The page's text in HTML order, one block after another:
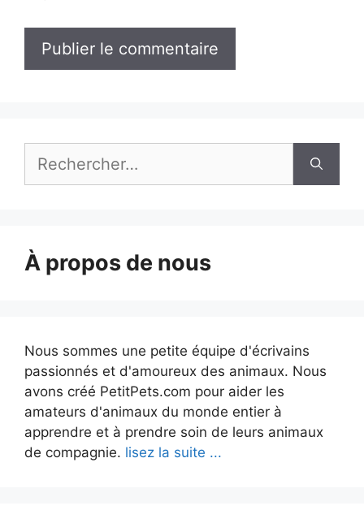
À propos de nous
Nous sommes une petite équipe d'écrivains
passionnés et d'amoureux des animaux. Nous
avons créé PetitPets.com pour aider les
amateurs d'animaux du monde entier à
apprendre et à prendre soin de leurs animaux
de compagnie. lisez la suite ...